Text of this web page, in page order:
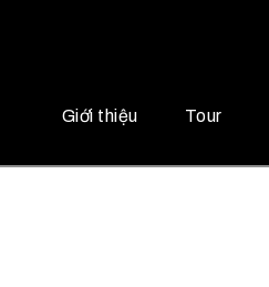
Giới thiệu Tour